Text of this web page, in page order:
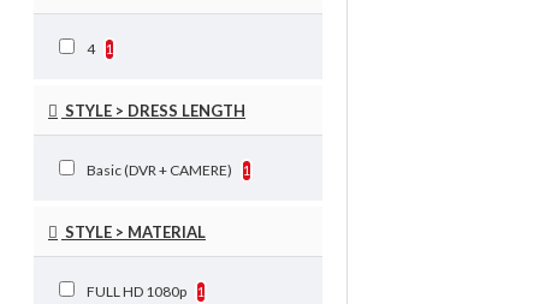
4 1
STYLE > DRESS LENGTH
Basic (DVR + CAMERE) 1
STYLE > MATERIAL
FULL HD 1080p 1